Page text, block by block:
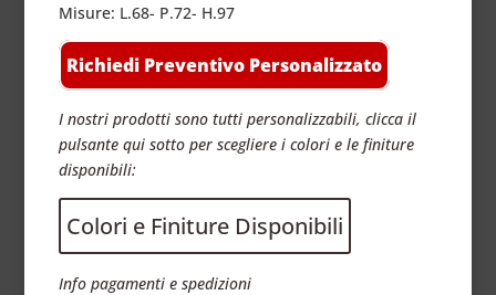
Misure: L.68- P.72- H.97
Richiedi Preventivo Personalizzato
I nostri prodotti sono tutti personalizzabili, clicca il
pulsante qui sotto per scegliere i colori e le finiture
disponibili:
Colori e Finiture Disponibili
Info pagamenti e spedizioni